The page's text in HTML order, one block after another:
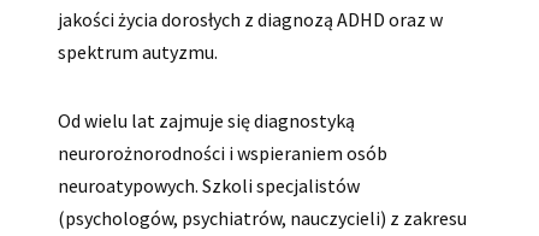
jakości życia dorosłych z diagnozą ADHD oraz w
spektrum autyzmu.
Od wielu lat zajmuje się diagnostyką
neurorożnorodności i wspieraniem osób
neuroatypowych. Szkoli specjalistów
(psychologów, psychiatrów, nauczycieli) z zakresu